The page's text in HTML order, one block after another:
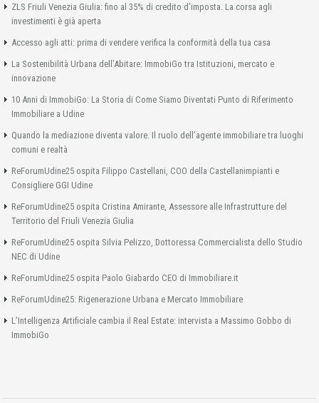
ZLS Friuli Venezia Giulia: fino al 35% di credito d’imposta. La corsa agli
investimenti è già aperta
Accesso agli atti: prima di vendere verifica la conformità della tua casa
La Sostenibilità Urbana dell’Abitare: ImmobiGo tra Istituzioni, mercato e
innovazione
10 Anni di ImmobiGo: La Storia di Come Siamo Diventati Punto di Riferimento
Immobiliare a Udine
Quando la mediazione diventa valore. Il ruolo dell’agente immobiliare tra luoghi
comuni e realtà
ReForumUdine25 ospita Filippo Castellani, COO della Castellanimpianti e
Consigliere GGI Udine
ReForumUdine25 ospita Cristina Amirante, Assessore alle Infrastrutture del
Territorio del Friuli Venezia Giulia
ReForumUdine25 ospita Silvia Pelizzo, Dottoressa Commercialista dello Studio
NEC di Udine
ReForumUdine25 ospita Paolo Giabardo CEO di Immobiliare.it
ReForumUdine25: Rigenerazione Urbana e Mercato Immobiliare
L’Intelligenza Artificiale cambia il Real Estate: intervista a Massimo Gobbo di
ImmobiGo